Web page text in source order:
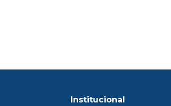
Institucional